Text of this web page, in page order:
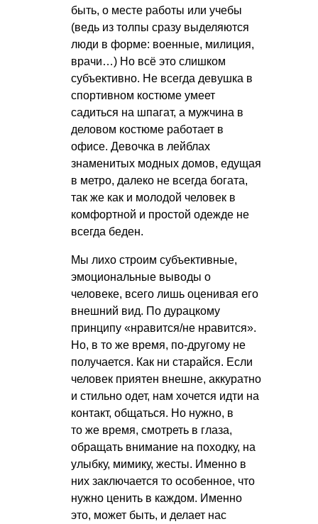
быть, о месте работы или учебы
(ведь из толпы сразу выделяются
люди в форме: военные, милиция,
врачи…) Но всё это слишком
субъективно. Не всегда девушка в
спортивном костюме умеет
садиться на шпагат, а мужчина в
деловом костюме работает в
офисе. Девочка в лейблах
знаменитых модных домов, едущая
в метро, далеко не всегда богата,
так же как и молодой человек в
комфортной и простой одежде не
всегда беден.
Мы лихо строим субъективные,
эмоциональные выводы о
человеке, всего лишь оценивая его
внешний вид. По дурацкому
принципу «нравится/не нравится».
Но, в то же время, по-другому не
получается. Как ни старайся. Если
человек приятен внешне, аккуратно
и стильно одет, нам хочется идти на
контакт, общаться. Но нужно, в
то же время, смотреть в глаза,
обращать внимание на походку, на
улыбку, мимику, жесты. Именно в
них заключается то особенное, что
нужно ценить в каждом. Именно
это, может быть, и делает нас